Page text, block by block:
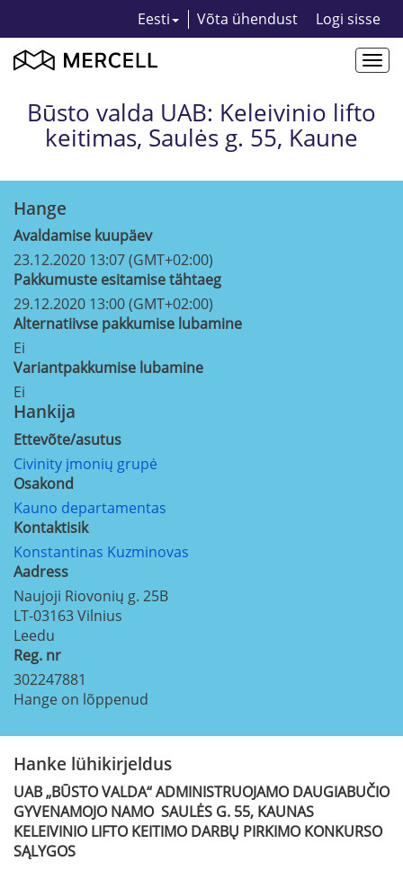
Eesti Võta ühendust Logi sisse
Būsto valda UAB: Keleivinio lifto
keitimas, Saulės g. 55, Kaune
Hange
Avaldamise kuupäev
23.12.2020 13:07 (GMT+02:00)
Pakkumuste esitamise tähtaeg
29.12.2020 13:00 (GMT+02:00)
Alternatiivse pakkumise lubamine
Ei
Variantpakkumise lubamine
Ei
Hankija
Ettevõte/asutus
Civinity įmonių grupė
Osakond
Kauno departamentas
Kontaktisik
Konstantinas Kuzminovas
Aadress
Naujoji Riovonių g. 25B
LT-03163Vilnius
Leedu
Reg. nr
302247881
Hange on lõppenud
Hanke lühikirjeldus
UAB „BŪSTO VALDA“ ADMINISTRUOJAMO DAUGIABUČIO
GYVENAMOJO NAMO SAULĖS G. 55, KAUNAS
KELEIVINIO LIFTO KEITIMO DARBŲ PIRKIMO KONKURSO
SĄLYGOS